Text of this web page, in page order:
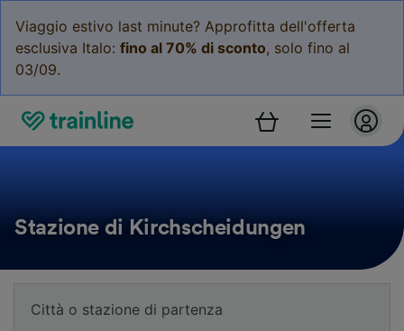
Viaggio estivo last minute? Approfitta dell'offerta
esclusiva Italo: fino al 70% di sconto, solo fino al
03/09.
Stazione di Kirchscheidungen